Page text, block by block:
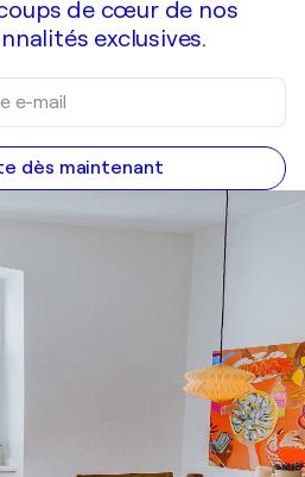
de cœur de nos
exclusives.
dès maintenant